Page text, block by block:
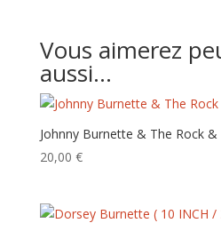
Vous aimerez
aussi…
Johnny Burnette & The Rock &
20,00 €